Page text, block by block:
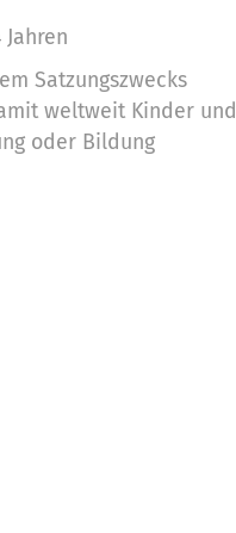
Satzungszwecks
weltweit Kinder und
oder Bildung